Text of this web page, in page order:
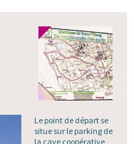
Le point de départ se
situe sur le parking de
la cave coopérative